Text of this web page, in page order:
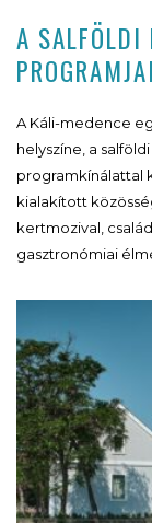
A
PROGRAMJAI
A Káli-medence
helyszíne, a
programkínálattal
kialakított
kertmozival,
gasztronómiai